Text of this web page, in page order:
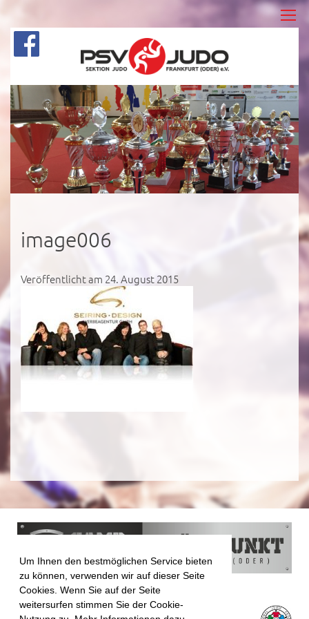
Um Ihnen den bestmöglichen Service bieten
zu können, verwenden wir auf dieser Seite
Cookies. Wenn Sie auf der Seite
weitersurfen stimmen Sie der Cookie-
image006
Veröffentlicht am 24. August 2015